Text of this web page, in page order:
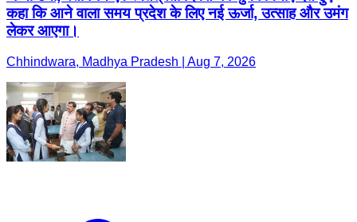
कहा कि आने वाला समय प्रदेश के लिए नई ऊर्जा, उत्साह और उमंग
लेकर आएगा।
Chhindwara, Madhya Pradesh | Aug 7, 2026